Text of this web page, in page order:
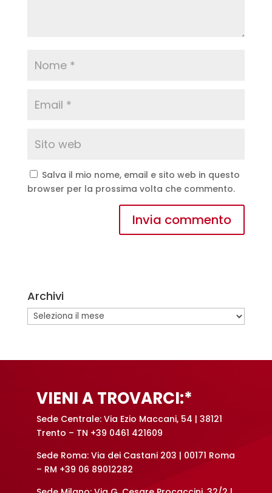
Salva il mio nome, email e sito web in questo
browser per la prossima volta che commento.
r
n
a
Archivi
Archivi
VIENI A TROVARCI:*
Sede Centrale: Via Ezio Maccani, 54 | 38121
Trento – TN +39 0461 421609
Sede Roma: Via dei Castani 203 | 00171 Roma
– RM +39 06 89012282